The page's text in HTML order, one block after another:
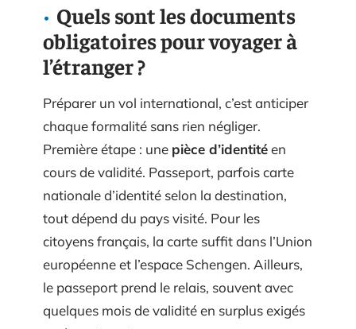
Quels sont les documents
obligatoires pour voyager à
l’étranger ?
Préparer un vol international, c’est anticiper
chaque formalité sans rien négliger.
Première étape : une pièce d’identitéen
cours de validité. Passeport, parfois carte
nationale d’identité selon la destination,
tout dépend du pays visité. Pour les
citoyens français, la carte suffit dans l’Union
européenne et l’espace Schengen. Ailleurs,
le passeport prend le relais, souvent avec
quelques mois de validité en surplus exigés